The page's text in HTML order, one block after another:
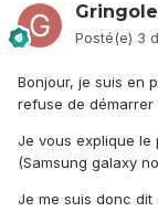
Gringole
Posté(e) 3
Bonjour, je suis en
refuse de démarrer
Je vous explique
(Samsung galaxy
Je me suis donc